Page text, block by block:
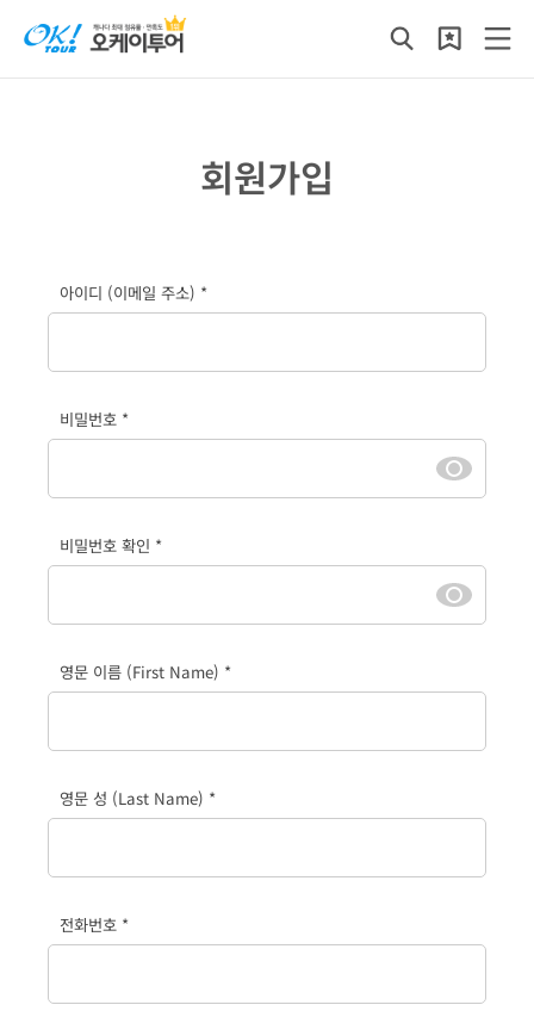
회원가입
아이디 (이메일 주소) *
비밀번호 *
비밀번호 확인 *
영문 이름 (First Name) *
영문 성 (Last Name) *
전화번호 *